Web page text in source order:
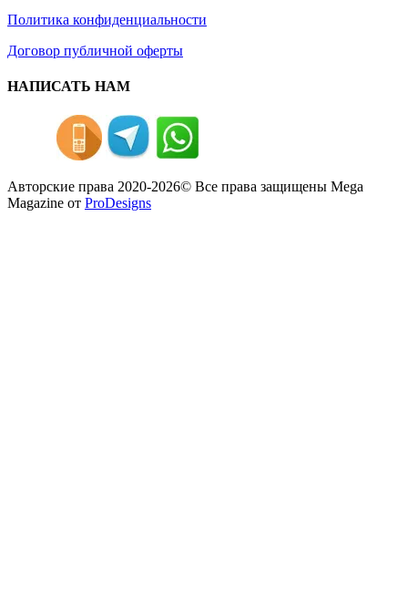
Политика конфиденциальности
Договор публичной оферты
НАПИСАТЬ НАМ
Авторские права 2020-2026© Все права защищены Mega
Magazine от ProDesigns